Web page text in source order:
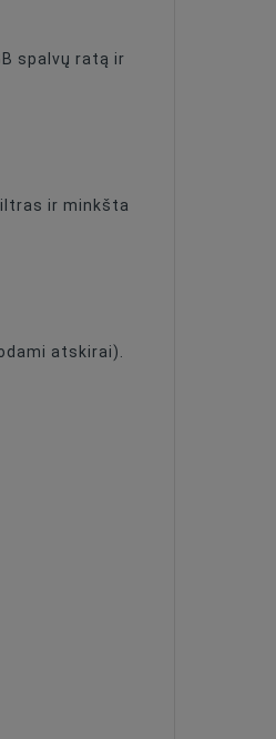
spalvų ratą ir
ir minkšta
atskirai).